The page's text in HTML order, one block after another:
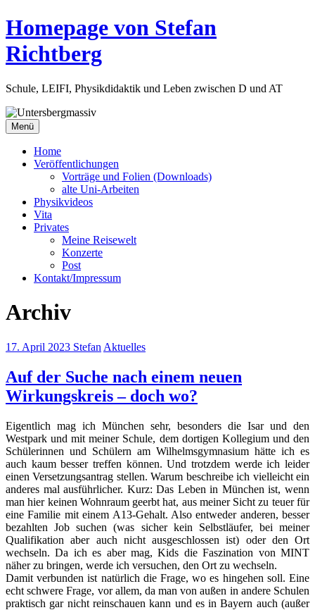
Zum
Inhalt
springen
Homepage von Stefan
Richtberg
Schule, LEIFI, Physikdidaktik und Leben zwischen D und AT
Menü
Home
Veröffentlichungen
Vorträge und Folien (Downloads)
alte Uni-Arbeiten
Physikvideos
Vita
Privates
Meine Reisewelt
Konzerte
Post
Kontakt/Impressum
Archiv
17. April 2023 Stefan Aktuelles
Auf der Suche nach einem neuen
Wirkungskreis – doch wo?
Eigentlich mag ich München sehr, besonders die Isar und den
Westpark und mit meiner Schule, dem dortigen Kollegium und den
Schülerinnen und Schülern am Wilhelmsgymnasium hätte ich es
auch kaum besser treffen können. Und trotzdem werde ich leider
einen Versetzungsantrag stellen. Warum beschreibe ich vielleicht ein
anderes mal ausführlicher. Kurz: Das Leben in München ist, wenn
man hier keinen Wohnraum geerbt hat, aus meiner Sicht zu teuer für
eine Familie mit einem A13-Gehalt. Also entweder anderen, besser
bezahlten Job suchen (was sicher kein Selbstläufer, bei meiner
Qualifikation aber auch nicht ausgeschlossen ist) oder den Ort
wechseln. Da ich es aber mag, Kids die Faszination von MINT
näher zu bringen, werde ich versuchen, den Ort zu wechseln.
Damit verbunden ist natürlich die Frage, wo es hingehen soll. Eine
echt schwere Frage, vor allem, da man von außen in andere Schulen
praktisch gar nicht reinschauen kann und es in Bayern auch (außer